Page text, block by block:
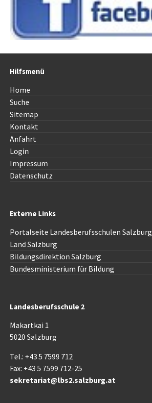
Hilfsmenü
Home
Suche
Sitemap
Kontakt
Anfahrt
Login
Impressum
Datenschutz
Externe Links
Portalseite Landesberufsschulen Salzburg
Land Salzburg
Bildungsdirektion Salzburg
Bundesministerium für Bildung
Landesberufsschule 2
Makartkai 1
5020 Salzburg
Tel.: +43 5 7599 712
Fax: +43 5 7599 712-25
sekretariat@lbs2.salzburg.at